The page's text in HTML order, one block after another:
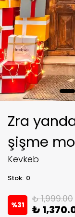
Zra
şişme
Kevkeb
Stok: 0
%31
₺ 1,999.00
₺